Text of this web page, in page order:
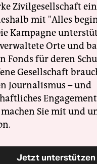
Zivilgesellschaft
mit "Alles
Kampagne
Orte und
Fonds für deren
Gesellschaft
Journalismus – und
Sie mit und
Jetzt unterstützen